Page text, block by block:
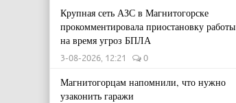
Крупная сеть АЗС в Магнитогорске
прокомментировала приостановку работы
на время угроз БПЛА
3-08-2026, 12:21 0
Магнитогорцам напомнили, что нужно
узаконить гаражи